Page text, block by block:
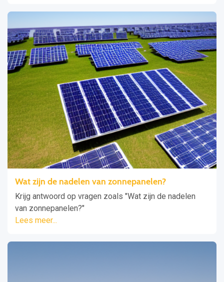
Wat zijn de nadelen van zonnepanelen?
Krijg antwoord op vragen zoals "Wat zijn de nadelen
van zonnepanelen?"
Lees meer...